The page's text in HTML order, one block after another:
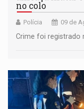
no colo
Polícia 09 de
Crime foi registrado